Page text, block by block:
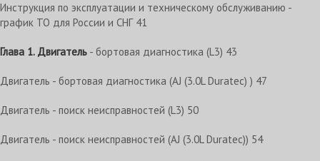
Инструкция по эксплуатации и техническому обслуживанию -
график ТО для России и СНГ 41
Глава 1. Двигатель - бортовая диагностика (L3) 43
Двигатель - бортовая диагностика (AJ (3.0L Duratec) ) 47
Двигатель - поиск неисправностей (L3) 50
Двигатель - поиск неисправностей (AJ (3.0L Duratec)) 54